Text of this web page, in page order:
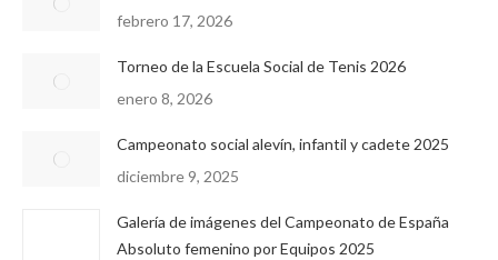
febrero 17, 2026
Torneo de la Escuela Social de Tenis 2026
enero 8, 2026
Campeonato social alevín, infantil y cadete 2025
diciembre 9, 2025
Galería de imágenes del Campeonato de España
Absoluto femenino por Equipos 2025